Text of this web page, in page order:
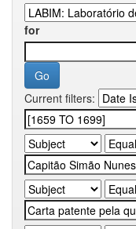
for
Current filters: